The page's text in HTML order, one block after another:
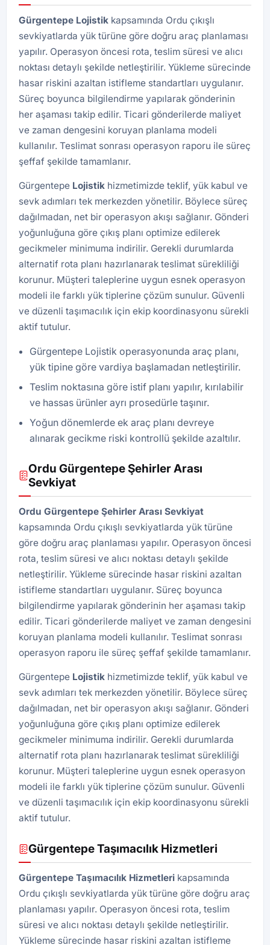
Gürgentepe Lojistik kapsamında Ordu çıkışlı
sevkiyatlarda yük türüne göre doğru araç planlaması
yapılır. Operasyon öncesi rota, teslim süresi ve alıcı
noktası detaylı şekilde netleştirilir. Yükleme sürecinde
hasar riskini azaltan istifleme standartları uygulanır.
Süreç boyunca bilgilendirme yapılarak gönderinin
her aşaması takip edilir. Ticari gönderilerde maliyet
ve zaman dengesini koruyan planlama modeli
kullanılır. Teslimat sonrası operasyon raporu ile süreç
şeffaf şekilde tamamlanır.
Gürgentepe Lojistik hizmetimizde teklif, yük kabul ve
sevk adımları tek merkezden yönetilir. Böylece süreç
dağılmadan, net bir operasyon akışı sağlanır. Gönderi
yoğunluğuna göre çıkış planı optimize edilerek
gecikmeler minimuma indirilir. Gerekli durumlarda
alternatif rota planı hazırlanarak teslimat sürekliliği
korunur. Müşteri taleplerine uygun esnek operasyon
modeli ile farklı yük tiplerine çözüm sunulur. Güvenli
ve düzenli taşımacılık için ekip koordinasyonu sürekli
aktif tutulur.
Gürgentepe Lojistik operasyonunda araç planı,
yük tipine göre vardiya başlamadan netleştirilir.
Teslim noktasına göre istif planı yapılır, kırılabilir
ve hassas ürünler ayrı prosedürle taşınır.
Yoğun dönemlerde ek araç planı devreye
alınarak gecikme riski kontrollü şekilde azaltılır.
Ordu Gürgentepe Şehirler Arası
Sevkiyat
Ordu Gürgentepe Şehirler Arası Sevkiyat
kapsamında Ordu çıkışlı sevkiyatlarda yük türüne
göre doğru araç planlaması yapılır. Operasyon öncesi
rota, teslim süresi ve alıcı noktası detaylı şekilde
netleştirilir. Yükleme sürecinde hasar riskini azaltan
istifleme standartları uygulanır. Süreç boyunca
bilgilendirme yapılarak gönderinin her aşaması takip
edilir. Ticari gönderilerde maliyet ve zaman dengesini
koruyan planlama modeli kullanılır. Teslimat sonrası
operasyon raporu ile süreç şeffaf şekilde tamamlanır.
Gürgentepe Lojistik hizmetimizde teklif, yük kabul ve
sevk adımları tek merkezden yönetilir. Böylece süreç
dağılmadan, net bir operasyon akışı sağlanır. Gönderi
yoğunluğuna göre çıkış planı optimize edilerek
gecikmeler minimuma indirilir. Gerekli durumlarda
alternatif rota planı hazırlanarak teslimat sürekliliği
korunur. Müşteri taleplerine uygun esnek operasyon
modeli ile farklı yük tiplerine çözüm sunulur. Güvenli
ve düzenli taşımacılık için ekip koordinasyonu sürekli
aktif tutulur.
Gürgentepe Taşımacılık Hizmetleri
Gürgentepe Taşımacılık Hizmetleri kapsamında
Ordu çıkışlı sevkiyatlarda yük türüne göre doğru araç
planlaması yapılır. Operasyon öncesi rota, teslim
süresi ve alıcı noktası detaylı şekilde netleştirilir.
Yükleme sürecinde hasar riskini azaltan istifleme